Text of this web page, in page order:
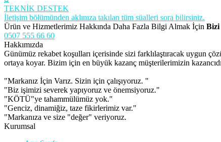
TEKNİK DESTEK
İletişim bölümünden aklınıza takılan tüm süalleri sora bilirsiniz.
Ürün ve Hizmetlerimiz Hakkında Daha Fazla Bilgi Almak İçin Bizi
0507 555 66 60
Hakkımızda
Günümüz rekabet koşulları içerisinde sizi farklılaştıracak uygun
ortaya koyar. Bizim için en büyük kazanç müşterilerimizin
"Markanız İçin Varız. Sizin için çalışıyoruz. "
"Biz işimizi severek yapıyoruz ve önemsiyoruz."
"KÖTÜ"ye tahammülümüz yok."
"Genciz, dinamiğiz, taze fikirlerimiz var."
"Markanıza ve size "değer" veriyoruz.
Kurumsal